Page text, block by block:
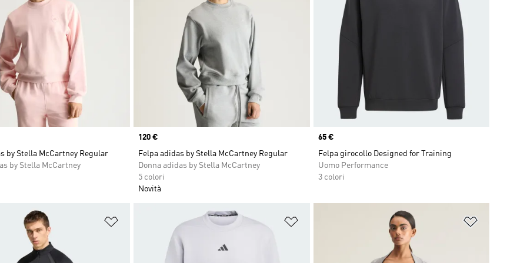
by Stella McCartney Regular
by Stella McCartney
Price
120 €
Felpa adidas by Stella McCartney Regular
Donna adidas by Stella McCartney
5 colori
Novità
Price
65 €
Felpa girocollo Designed for Training
Uomo Performance
3 colori
dei desideri Aggiungi alla lista dei desideri Aggiungi alla lista dei desideri